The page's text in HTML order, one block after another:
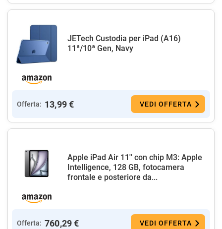
JETech Custodia per iPad (A16)
11ª/10ª Gen, Navy
Offerta: 13,99 € VEDI OFFERTA
Apple iPad Air 11'' con chip M3: Apple
Intelligence, 128 GB, fotocamera
frontale e posteriore da...
Offerta: 760,29 € VEDI OFFERTA